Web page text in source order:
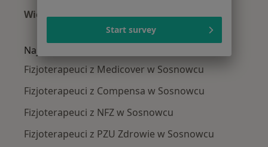
Więcej (15)
Więcej w kategorii: Najczęście leczone
Najpopularniejsze ubezpieczenia
Fizjoterapeuci z Medicover w Sosnowcu
Fizjoterapeuci z Compensa w Sosnowcu
Fizjoterapeuci z NFZ w Sosnowcu
Fizjoterapeuci z PZU Zdrowie w Sosnowcu
Start survey